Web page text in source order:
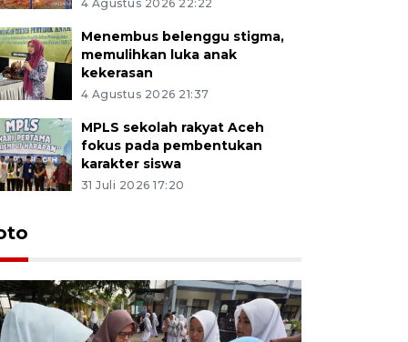
4 Agustus 2026 22:22
Menembus belenggu stigma,
memulihkan luka anak
kekerasan
4 Agustus 2026 21:37
MPLS sekolah rakyat Aceh
fokus pada pembentukan
karakter siswa
31 Juli 2026 17:20